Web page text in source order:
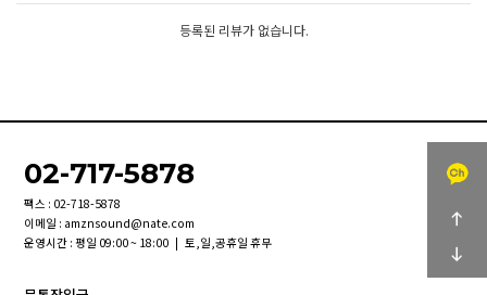
등록된 리뷰가 없습니다.
02-717-5878
팩스 : 02-718-5878
이메일 : amznsound@nate.com
운영시간 : 평일 09:00 ~ 18:00 | 토,일,공휴일 휴무